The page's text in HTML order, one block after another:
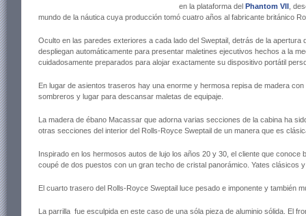
en la plataforma del Phantom VII ,
mundo de la náutica cuya producción tomó cuatro años al fabricante británico
Oculto en las paredes exteriores a cada lado del Sweptail, detrás de la
despliegan automáticamente para presentar maletines ejecutivos hechos a la
cuidadosamente preparados para alojar exactamente su dispositivo portátil
En lugar de asientos traseros hay una enorme y hermosa repisa de madera
sombreros y lugar para descansar maletas de equipaje.
La madera de ébano Macassar que adorna varias secciones de la cabina ha
otras secciones del interior del Rolls-Royce Sweptail de un manera que es
Inspirado en los hermosos autos de lujo los años 20 y 30, el cliente que conoce
coupé de dos puestos con un gran techo de cristal panorámico. Yates clásicos
El cuarto trasero del Rolls-Royce Sweptail luce pesado e imponente y también
La parrilla fue esculpida en este caso de una sóla pieza de aluminio sólida. El